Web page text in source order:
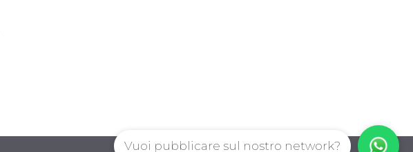
Vuoi pubblicare sul nostro network?